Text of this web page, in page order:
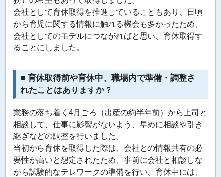
会社として育休取得を推進していることもあり、日頃
から育児に関する情報に触れる機会も多かったため、
会社としてのモデルにつながればと思い、育休取得す
ることにしました。
■ 育休取得前や育休中、職場内で準備・調整さ
れたことはありますか？
業務の落ち着く4月ごろ（出産の約半年前）から上司と
相談して、仕事に影響がないよう、早めに相談や引き
継ぎなどの調整を行いました。
当初から育休を取得した際は、会社との情報共有の必
要性が高いと想定されたため、事前に会社と相談しな
がら試験的なテレワークの準備を行い、育休中には、